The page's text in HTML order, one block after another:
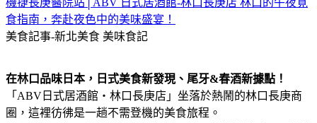
機捷長庚醫院站│ABV 日式居酒館-林口長庚店 林口的午夜覓
食指南，奔赴夜色中的美味盛宴！
美食記事-新北美食 美味食記
在林口品味日本，日式美食新發現、尾牙&春酒新據點！
「ABV日式居酒館・林口長庚店」坐落於熱鬧的林口長庚商
圈，這裡彷彿是一趟不需登機的美食旅程。